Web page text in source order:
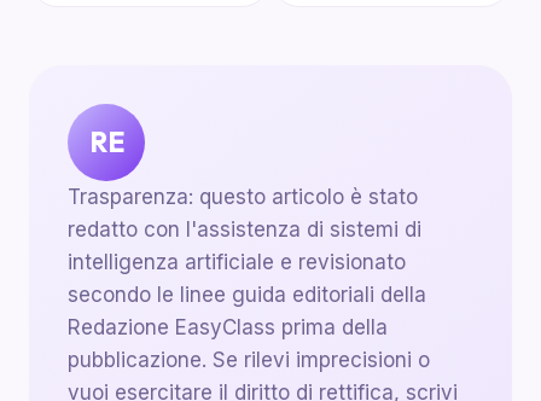
RE
Trasparenza: questo articolo è stato
redatto con l'assistenza di sistemi di
intelligenza artificiale e revisionato
secondo le linee guida editoriali della
Redazione EasyClass prima della
pubblicazione. Se rilevi imprecisioni o
vuoi esercitare il diritto di rettifica, scrivi